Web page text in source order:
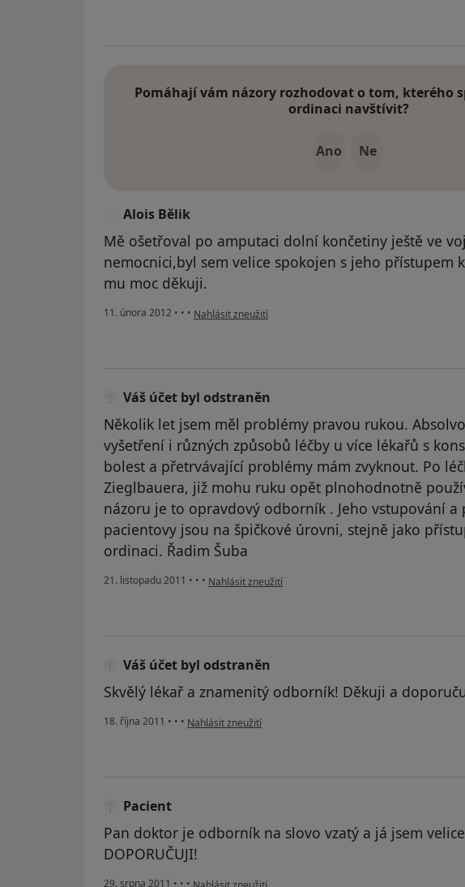
Pomáhají vám názory rozhodovat o tom, kterého
ordinaci navštívit?
Ano Ne
Alois Bělik
Mě ošetřoval po amputaci dolní končetiny ještě ve
nemocnici,byl sem velice spokojen s jeho přístupem
mu moc děkuji.
11. února 2012 • • • podle názoru uživatele Alois Bělik
Nahlásit zneužití
Váš účet byl odstraněn
Několik let jsem měl problémy pravou rukou.
vyšetření i různých způsobů léčby u více lékařů s
bolest a přetrvávající problémy mám zvyknout. Po
Zieglbauera, již mohu ruku opět plnohodnotně
názoru je to opravdový odborník . Jeho vstupování a
pacientovy jsou na špičkové úrovni, stejně jako
ordinaci. Řadim Šuba
21. listopadu 2011 • • • podle názoru uživatele Váš účet byl odstraněn
Nahlásit zneužití
Váš účet byl odstraněn
Skvělý lékař a znamenitý odborník! Děkuji a
18. října 2011 • • • podle názoru uživatele Váš účet byl odstraněn
Nahlásit zneužití
Pacient
Pan doktor je odborník na slovo vzatý a já jsem
DOPORUČUJI!
29. srpna 2011 • • • podle názoru uživatele Pacient